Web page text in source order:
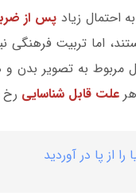
احتمال زیاد پس از
اما تربیت
مربوط به تصویر
علت قابل شناسایی
از پا در آوردید